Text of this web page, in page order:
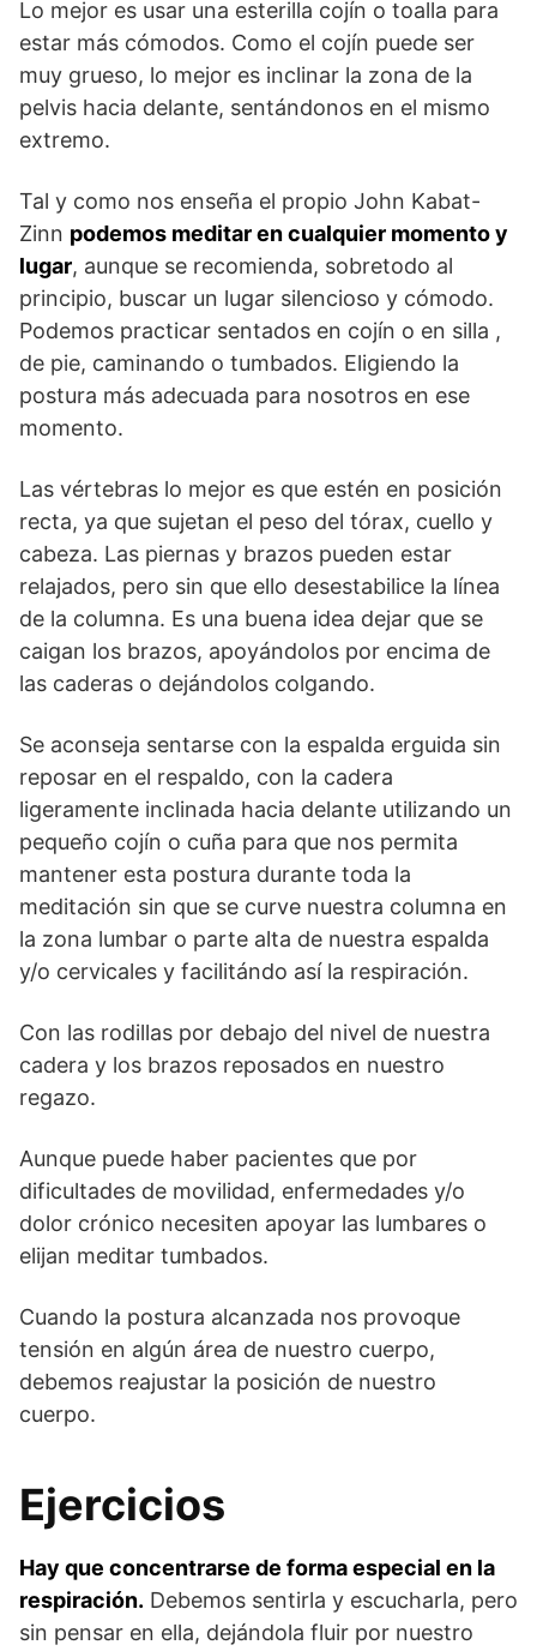
Lo mejor es usar una esterilla cojín o toalla para
estar más cómodos. Como el cojín puede ser
muy grueso, lo mejor es inclinar la zona de la
pelvis hacia delante, sentándonos en el mismo
extremo.
Tal y como nos enseña el propio John Kabat-
Zinn podemos meditar en cualquier momento y
lugar, aunque se recomienda, sobretodo al
principio, buscar un lugar silencioso y cómodo.
Podemos practicar sentados en cojín o en silla ,
de pie, caminando o tumbados. Eligiendo la
postura más adecuada para nosotros en ese
momento.
Las vértebras lo mejor es que estén en posición
recta, ya que sujetan el peso del tórax, cuello y
cabeza. Las piernas y brazos pueden estar
relajados, pero sin que ello desestabilice la línea
de la columna. Es una buena idea dejar que se
caigan los brazos, apoyándolos por encima de
las caderas o dejándolos colgando.
Se aconseja sentarse con la espalda erguida sin
reposar en el respaldo, con la cadera
ligeramente inclinada hacia delante utilizando un
pequeño cojín o cuña para que nos permita
mantener esta postura durante toda la
meditación sin que se curve nuestra columna en
la zona lumbar o parte alta de nuestra espalda
y/o cervicales y facilitándo así la respiración.
Con las rodillas por debajo del nivel de nuestra
cadera y los brazos reposados en nuestro
regazo.
Aunque puede haber pacientes que por
dificultades de movilidad, enfermedades y/o
dolor crónico necesiten apoyar las lumbares o
elijan meditar tumbados.
Cuando la postura alcanzada nos provoque
tensión en algún área de nuestro cuerpo,
debemos reajustar la posición de nuestro
cuerpo.
Ejercicios
Hay que concentrarse de forma especial en la
respiración. Debemos sentirla y escucharla, pero
sin pensar en ella, dejándola fluir por nuestro